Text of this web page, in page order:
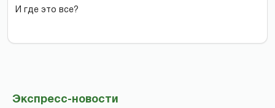
Экспресс-новости
И где это все?